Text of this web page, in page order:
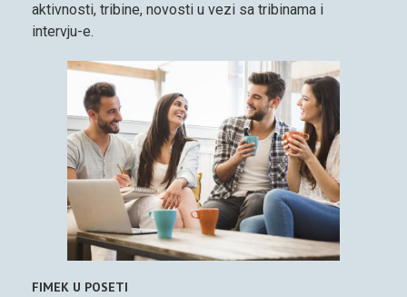
aktivnosti, tribine, novosti u vezi sa tribinama i
intervju-e.
FIMEK U POSETI